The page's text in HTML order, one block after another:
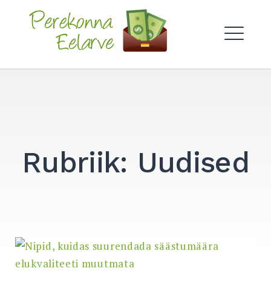
Perekonna Eelarve
for:
Rubriik: Uudised